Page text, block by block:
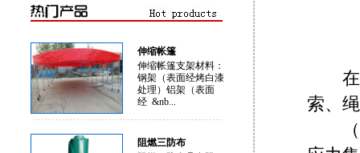
伸缩帐篷
伸缩帐篷支架材料：
钢架（表面经烤白漆
处理）铝架（表面
经 &nb...
阻燃三防布
在无
索、
（1